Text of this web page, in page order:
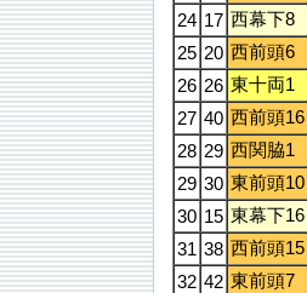
24 17 西幕下8
25 20 西前頭6
26 26 東十両1
27 40 西前頭16
28 29 西関脇1
29 30 東前頭10
30 15 東幕下16
31 38 西前頭15
32 42 東前頭7